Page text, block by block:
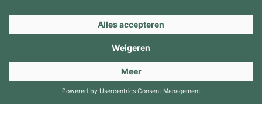
Copyright 2026 © Amorim Cork Solutions. All rights reserved.
byWebcomum